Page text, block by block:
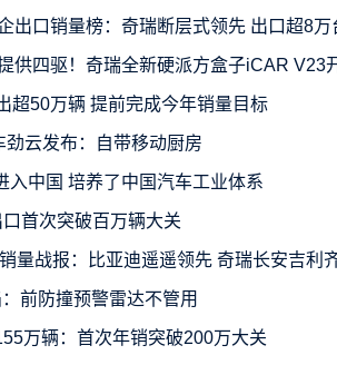
出口销量榜：奇瑞断层式领先 出口超8万
供四驱！奇瑞全新硬派方盒子iCAR V23
超50万辆 提前完成今年销量目标
云发布：自带移动厨房
入中国 培养了中国汽车工业体系
首次突破百万辆大关
量战报：比亚迪遥遥领先 奇瑞长安吉利
前防撞预警雷达不管用
万辆：首次年销突破200万大关